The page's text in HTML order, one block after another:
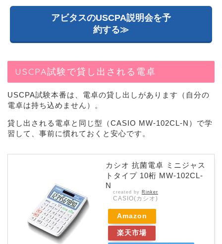
アビタスのUSCPA説明会を予
約する≫
USCPA試験で貸し出される電卓
USCPA試験本番は、電卓の貸し出しがあります（自分の
電卓は持ち込めません）。
貸し出される電卓と同じ型（CASIO MW-102CL-N）で学
習して、事前に慣れておくと安心です。
カシオ 抗菌電卓 ミニジャス
トタイプ 10桁 MW-102CL-
N
created by Rinker
CASIO(カシオ)
Amazon
楽天市場